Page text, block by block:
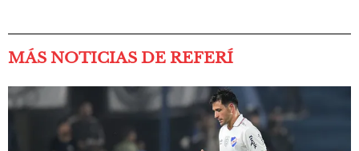
MÁS NOTICIAS DE REFERÍ